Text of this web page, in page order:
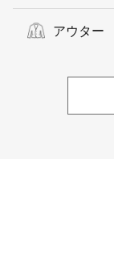
アウター